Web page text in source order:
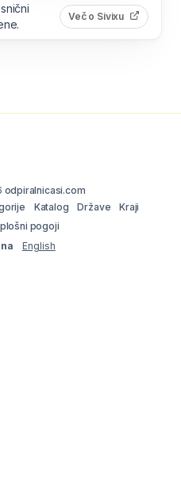
Več o Sivixu (odpre
odpiralnicasi.com
Katalog Države
Kraji
pogoji
English